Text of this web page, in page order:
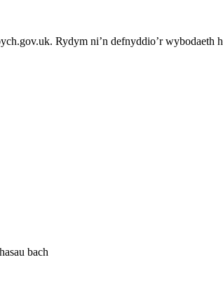
Rydym ni’n defnyddio’r
bach